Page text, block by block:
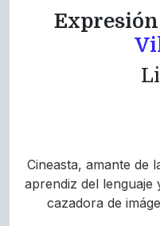
Cineasta, amante de
aprendiz del
cazadora de